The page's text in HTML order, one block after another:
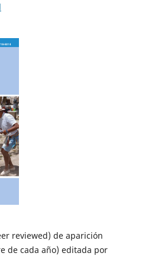
reviewed) de aparición
de cada año) editada por